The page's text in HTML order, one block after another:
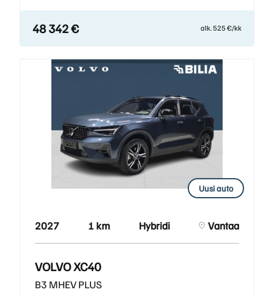
48 342 € alk. 525 €/kk
Uusi auto
2027 1 km Hybridi Vantaa
VOLVO XC40
B3 MHEV PLUS